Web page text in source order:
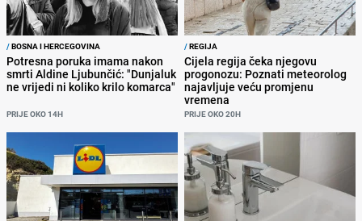
/BOSNA I HERCEGOVINA
Potresna poruka imama nakon
smrti Aldine Ljubunčić: "Dunjaluk
ne vrijedi ni koliko krilo komarca"
PRIJE OKO 14H
/REGIJA
Cijela regija čeka njegovu
progonozu: Poznati meteorolog
najavljuje veću promjenu
vremena
PRIJE OKO 20H